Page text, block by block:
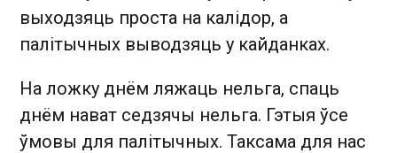
выходзяць проста на калідор, а
палітычных выводзяць у кайданках.
На ложку днём ляжаць нельга, спаць
днём нават седзячы нельга. Гэтыя ўсе
ўмовы для палітычных. Таксама для нас